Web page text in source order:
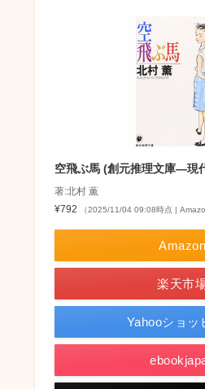
空飛ぶ馬 (創元推理文庫―現
著:北村 薫
¥792
（2025/11/04 09:08時点 |
Amazon
楽天市
Yahooショッ